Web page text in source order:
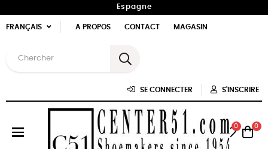
Espagne
FRANÇAIS A PROPOS CONTACT MAGASIN
SE CONNECTER S'INSCRIRE
Basculer
☰
0 0